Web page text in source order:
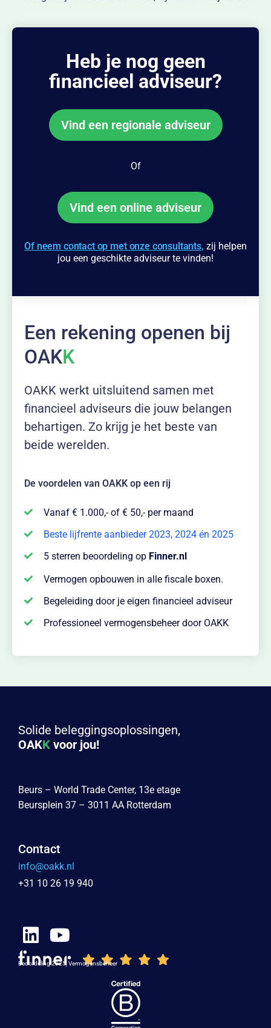
Een rekening openen bij
OAKK
OAKK werkt uitsluitend samen met
financieel adviseurs die jouw belangen
behartigen. Zo krijg je het beste van
beide werelden.
De voordelen van OAKK op een rij
Vanaf € 1.000,- of € 50,- per maand
Beste lijfrente aanbieder 2023, 2024 én 2025
5 sterren beoordeling op Finner.nl
Vermogen opbouwen in alle fiscale boxen.
Begeleiding door je eigen financieel adviseur
Professioneel vermogensbeheer door OAKK
Heb je nog geen
financieel adviseur?
Vind een regionale adviseur
Of
Vind een online adviseur
Of neem contact op met onze consultants, zij helpen
jou een geschikte adviseur te vinden!
Solide beleggingsoplossingen,
OAKK voor jou!
Beurs – World Trade Center, 13e etage
Beursplein 37 – 3011 AA Rotterdam
Contact
info@oakk.nl
+31 10 26 19 940
Beoordeling 2025, Vermogensbeheer